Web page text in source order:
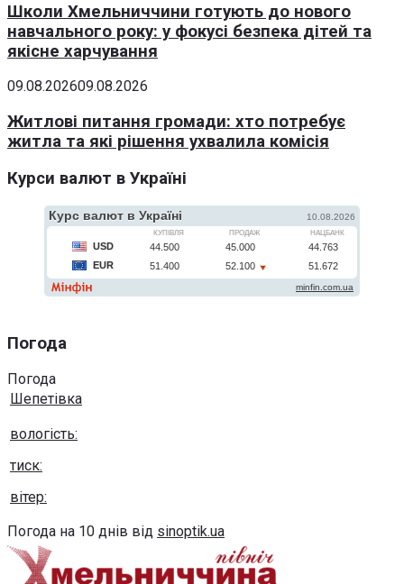
Школи Хмельниччини готують до нового
навчального року: у фокусі безпека дітей та
якісне харчування
09.08.202609.08.2026
Житлові питання громади: хто потребує
житла та які рішення ухвалила комісія
Курси валют в Україні
Погода
Погода
Шепетівка
вологість:
тиск:
вітер:
Погода на 10 днів від sinoptik.ua